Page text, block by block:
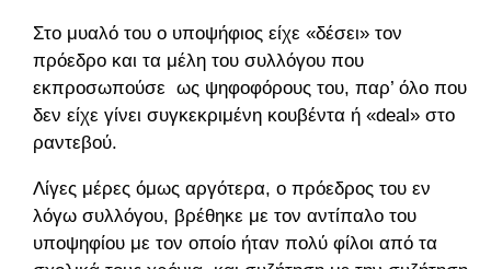
Στο μυαλό του ο υποψήφιος είχε «δέσει» τον
πρόεδρο και τα μέλη του συλλόγου που
εκπροσωπούσε ως ψηφοφόρους του, παρ’ όλο που
δεν είχε γίνει συγκεκριμένη κουβέντα ή «deal» στο
ραντεβού.
Λίγες μέρες όμως αργότερα, ο πρόεδρος του εν
λόγω συλλόγου, βρέθηκε με τον αντίπαλο του
υποψηφίου με τον οποίο ήταν πολύ φίλοι από τα